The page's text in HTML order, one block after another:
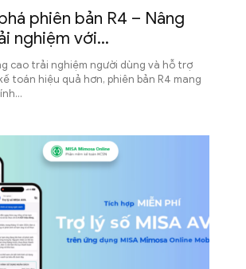
phiên bản R4 – Nâng
nghiệm với...
cao trải nghiệm người dùng và hỗ trợ
toán hiệu quả hơn, phiên bản R4 mang